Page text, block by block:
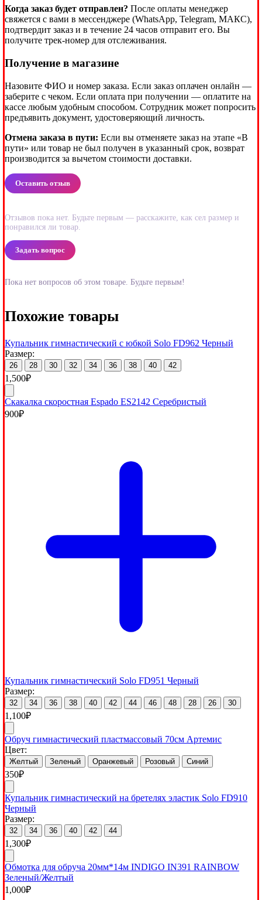
Когда заказ будет отправлен? После оплаты менеджер
свяжется с вами в мессенджере (WhatsApp, Telegram, МАКС),
подтвердит заказ и в течение 24 часов отправит его. Вы
получите трек-номер для отслеживания.
Получение в магазине
Назовите ФИО и номер заказа. Если заказ оплачен онлайн —
заберите с чеком. Если оплата при получении — оплатите на
кассе любым удобным способом. Сотрудник может попросить
предъявить документ, удостоверяющий личность.
Отмена заказа в пути: Если вы отменяете заказ на этапе «В
пути» или товар не был получен в указанный срок, возврат
производится за вычетом стоимости доставки.
Оставить отзыв
Отзывов пока нет. Будьте первым — расскажите, как сел размер и
понравился ли товар.
Задать вопрос
Пока нет вопросов об этом товаре. Будьте первым!
Похожие товары
Купальник гимнастический с юбкой Solo FD962 Черный
Размер:
26 28 30 32 34 36 38 40 42
1,500₽
Скакалка скоростная Espado ES2142 Серебристый
900₽
Купальник гимнастический Solo FD951 Черный
Размер:
32 34 36 38 40 42 44 46 48 28 26 30
1,100₽
Обруч гимнастический пластмассовый 70см Артемис
Цвет:
Желтый Зеленый Оранжевый Розовый Синий
350₽
Купальник гимнастический на бретелях эластик Solo FD910
Черный
Размер:
32 34 36 40 42 44
1,300₽
Обмотка для обруча 20мм*14м INDIGO IN391 RAINBOW
Зеленый/Желтый
1,000₽